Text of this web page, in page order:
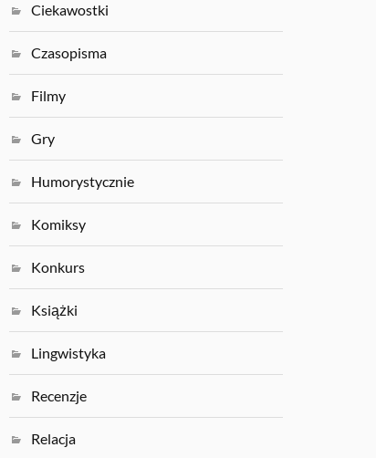
Ciekawostki
Czasopisma
Filmy
Gry
Humorystycznie
Komiksy
Konkurs
Książki
Lingwistyka
Recenzje
Relacja